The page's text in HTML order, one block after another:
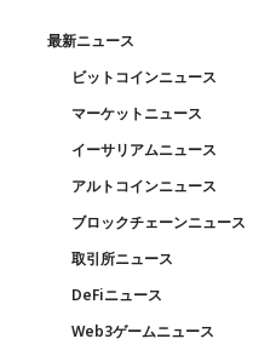
最新ニュース
ビットコインニュース
マーケットニュース
イーサリアムニュース
アルトコインニュース
ブロックチェーンニュース
取引所ニュース
DeFiニュース
Web3ゲームニュース